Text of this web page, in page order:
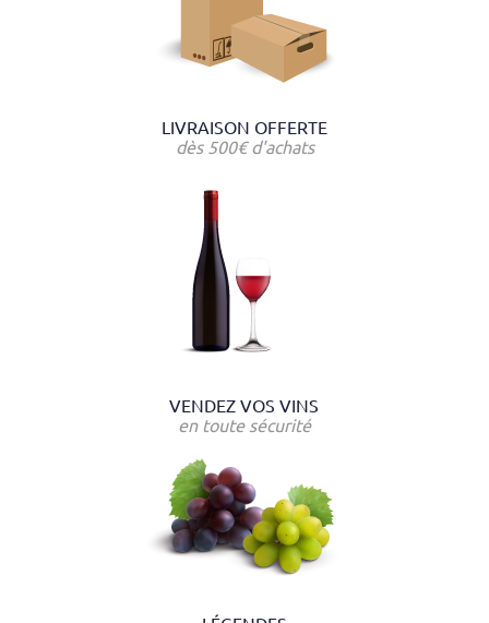
LIVRAISON OFFERTE
dès 500€ d'achats
VENDEZ VOS VINS
en toute sécurité